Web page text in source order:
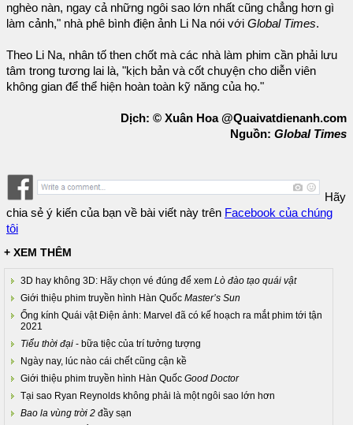
nghèo nàn, ngay cả những ngôi sao lớn nhất cũng chẳng hơn gì
làm cảnh," nhà phê bình điện ảnh Li Na nói với Global Times.
Theo Li Na, nhân tố then chốt mà các nhà làm phim cần phải lưu
tâm trong tương lai là, "kịch bản và cốt chuyện cho diễn viên
không gian để thể hiện hoàn toàn kỹ năng của họ."
Dịch: © Xuân Hoa @Quaivatdienanh.com
Nguồn: Global Times
Hãy
chia sẻ ý kiến của bạn về bài viết này trên Facebook của chúng
tôi
+ XEM THÊM
3D hay không 3D: Hãy chọn vé đúng để xem Lò đào tạo quái vật
Giới thiệu phim truyền hình Hàn Quốc Master’s Sun
Ống kính Quái vật Điện ảnh: Marvel đã có kế hoạch ra mắt phim tới tận
2021
Tiểu thời đại - bữa tiệc của trí tưởng tượng
Ngày nay, lúc nào cái chết cũng cận kề
Giới thiệu phim truyền hình Hàn Quốc Good Doctor
Tại sao Ryan Reynolds không phải là một ngôi sao lớn hơn
Bao la vùng trời 2 đầy sạn